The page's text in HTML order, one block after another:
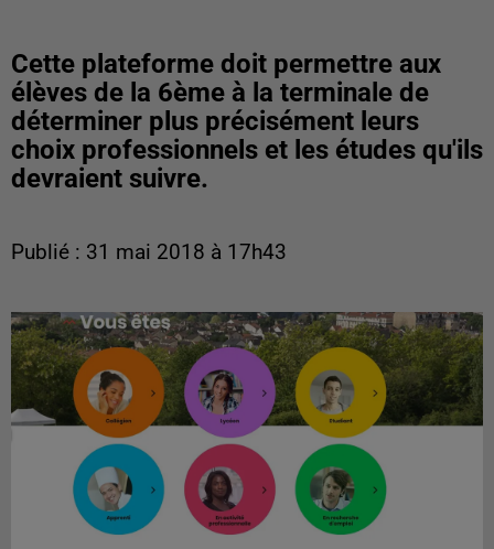
Cette plateforme doit permettre aux
élèves de la 6ème à la terminale de
déterminer plus précisément leurs
choix professionnels et les études qu'ils
devraient suivre.
Publié : 31 mai 2018 à 17h43